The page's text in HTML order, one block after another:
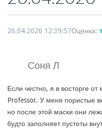
26.04.2026 12:39:57Оценка:
Соня Л
Если честно, я в восторге
Professor. У меня пористые
но после этой маски они
будто заполняет пустоты